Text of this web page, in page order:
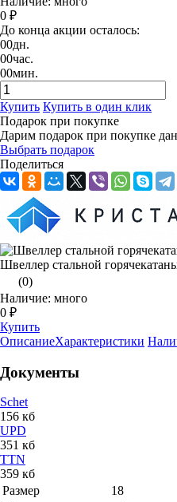
0 ₽
До конца акции осталось:
00дн.
00час.
00мин.
Купить Купить в один клик
Подарок при покупке
Дарим подарок при покупке
Выбрать подарок
Поделиться
Швеллер стальной
(0)
Наличие: много
0 ₽
Купить
ОписаниеХарактеристики
Документы
Schet
156 кб
UPD
351 кб
TTN
359 кб
Размер
18